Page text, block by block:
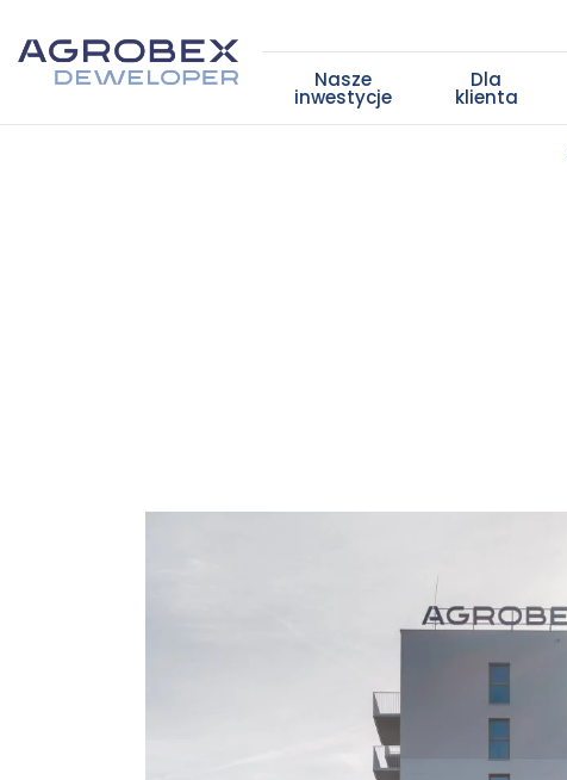
Nasze
inwestycje
Dla
klienta